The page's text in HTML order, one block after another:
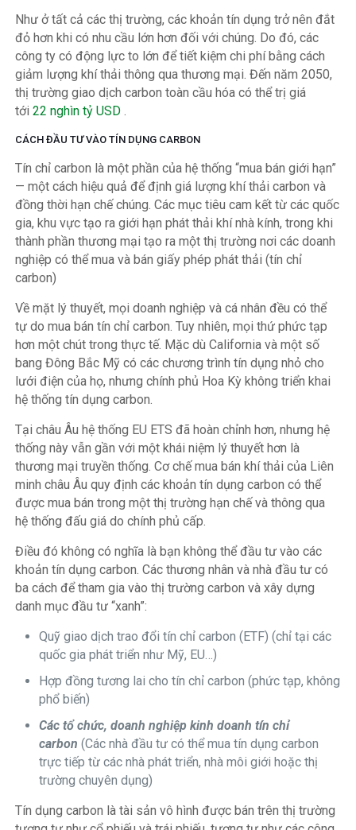
Như ở tất cả các thị trường, các khoản tín dụng trở nên đắt
đỏ hơn khi có nhu cầu lớn hơn đối với chúng. Do đó, các
công ty có động lực to lớn để tiết kiệm chi phí bằng cách
giảm lượng khí thải thông qua thương mại. Đến năm 2050,
thị trường giao dịch carbon toàn cầu hóa có thể trị giá
tới22 nghìn tỷ USD .
CÁCH ĐẦU TƯ VÀO TÍN DỤNG CARBON
Tín chỉ carbon là một phần của hệ thống “mua bán giới hạn”
— một cách hiệu quả để định giá lượng khí thải carbon và
đồng thời hạn chế chúng. Các mục tiêu cam kết từ các quốc
gia, khu vực tạo ra giới hạn phát thải khí nhà kính, trong khi
thành phần thương mại tạo ra một thị trường nơi các doanh
nghiệp có thể mua và bán giấy phép phát thải (tín chỉ
carbon)
Về mặt lý thuyết, mọi doanh nghiệp và cá nhân đều có thể
tự do mua bán tín chỉ carbon. Tuy nhiên, mọi thứ phức tạp
hơn một chút trong thực tế. Mặc dù California và một số
bang Đông Bắc Mỹ có các chương trình tín dụng nhỏ cho
lưới điện của họ, nhưng chính phủ Hoa Kỳ không triển khai
hệ thống tín dụng carbon.
Tại châu Âu hệ thống EU ETS đã hoàn chỉnh hơn, nhưng hệ
thống này vẫn gần với một khái niệm lý thuyết hơn là
thương mại truyền thống. Cơ chế mua bán khí thải của Liên
minh châu Âu quy định các khoản tín dụng carbon có thể
được mua bán trong một thị trường hạn chế và thông qua
hệ thống đấu giá do chính phủ cấp.
Điều đó không có nghĩa là bạn không thể đầu tư vào các
khoản tín dụng carbon. Các thương nhân và nhà đầu tư có
ba cách để tham gia vào thị trường carbon và xây dựng
danh mục đầu tư “xanh”:
Quỹ giao dịch trao đổi tín chỉ carbon (ETF) (chỉ tại các
quốc gia phát triển như Mỹ, EU…)
Hợp đồng tương lai cho tín chỉ carbon (phức tạp, không
phổ biến)
Các tổ chức, doanh nghiệp kinh doanh tín chỉ
carbon (Các nhà đầu tư có thể mua tín dụng carbon
trực tiếp từ các nhà phát triển, nhà môi giới hoặc thị
trường chuyên dụng)
Tín dụng carbon là tài sản vô hình được bán trên thị trường